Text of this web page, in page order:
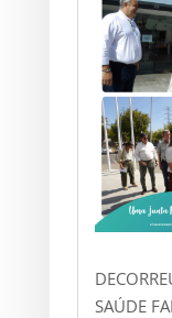
SAÚDE